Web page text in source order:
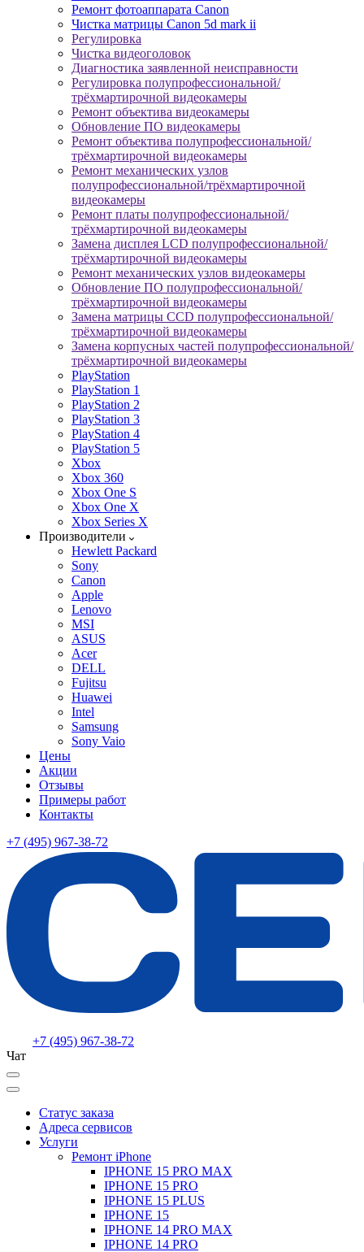
Ремонт фотоаппарата Canon
Чистка матрицы Canon 5d mark ii
Регулировка
Чистка видеоголовок
Диагностика заявленной неисправности
Регулировка полупрофессиональной/
трёхмартирочной видеокамеры
Ремонт объектива видеокамеры
Обновление ПО видеокамеры
Ремонт объектива полупрофессиональной/
трёхмартирочной видеокамеры
Ремонт механических узлов
полупрофессиональной/трёхмартирочной
видеокамеры
Ремонт платы полупрофессиональной/
трёхмартирочной видеокамеры
Замена дисплея LCD полупрофессиональной/
трёхмартирочной видеокамеры
Ремонт механических узлов видеокамеры
Обновление ПО полупрофессиональной/
трёхмартирочной видеокамеры
Замена матрицы CCD полупрофессиональной/
трёхмартирочной видеокамеры
Замена корпусных частей полупрофессиональной/
трёхмартирочной видеокамеры
PlayStation
PlayStation 1
PlayStation 2
PlayStation 3
PlayStation 4
PlayStation 5
Xbox
Xbox 360
Xbox One S
Xbox One X
Xbox Series X
Производители
Hewlett Packard
Sony
Canon
Apple
Lenovo
MSI
ASUS
Acer
DELL
Fujitsu
Huawei
Intel
Samsung
Sony Vaio
Цены
Акции
Отзывы
Примеры работ
Контакты
+7 (495) 967-38-72
+7 (495) 967-38-72
Чат
Статус заказа
Адреса сервисов
Услуги
Ремонт iPhone
IPHONE 15 PRO MAX
IPHONE 15 PRO
IPHONE 15 PLUS
IPHONE 15
IPHONE 14 PRO MAX
IPHONE 14 PRO